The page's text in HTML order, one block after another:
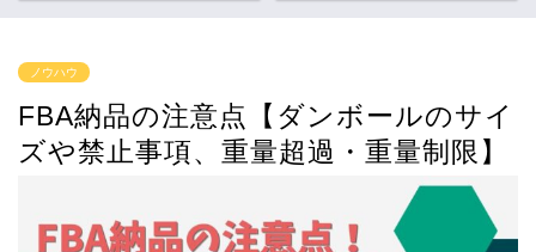
ノウハウ
FBA納品の注意点【ダンボールのサイ
ズや禁止事項、重量超過・重量制限】